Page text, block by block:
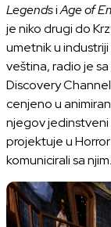
LegendsiAge of
je niko drugi do
umetnik u
veština, radio je
Discovery
cenjeno u
njegov jedinstveni
projektuje u Horror
komunicirali sa njim.